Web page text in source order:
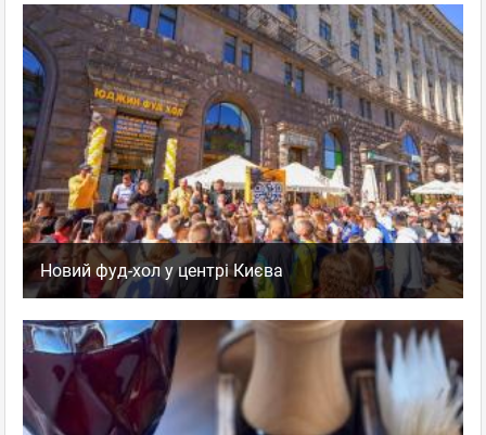
Новий фуд-хол у центрі Києва